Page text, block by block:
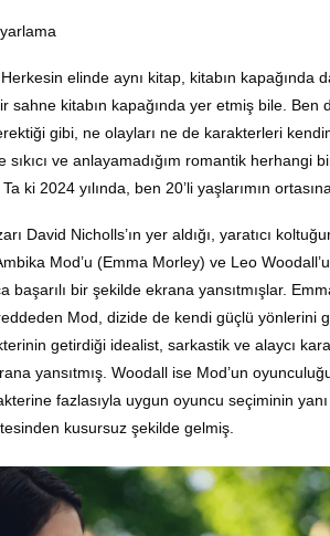
elinde aynı kitap, kitabın kapağında
sahne kitabın kapağında yer etmiş bile. Ben
gibi, ne olayları ne de karakterleri
ve anlayamadığım romantik herhangi
ki 2024 yılında, ben 20’li yaşlarımın
David Nicholls’ın yer aldığı, yaratıcı
Mod’u (Emma Morley) ve Leo
başarılı bir şekilde ekrana yansıtmışlar.
Mod, dizide de kendi güçlü yönlerini
getirdiği idealist, sarkastik ve alaycı
yansıtmış. Woodall ise Mod’un
fazlasıyla uygun oyuncu seçiminin
kusursuz şekilde gelmiş.